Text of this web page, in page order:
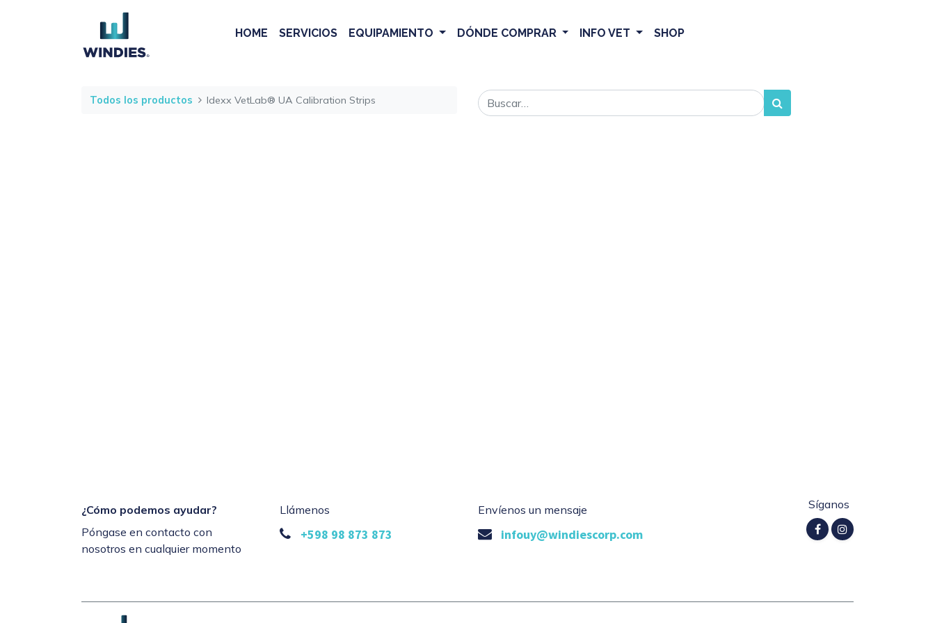
HOME SERVICIOS EQUIPAMIENTO DÓNDE COMPRAR INFO VET SHOP
Todos los productos Idexx VetLab® UA Calibration Strips
¿Cómo podemos ayudar?
Póngase en contacto con
nosotros en cualquier momento
Llámenos
+598 98 873 873
Envíenos un mensaje
infouy@windiescorp.com
Síganos